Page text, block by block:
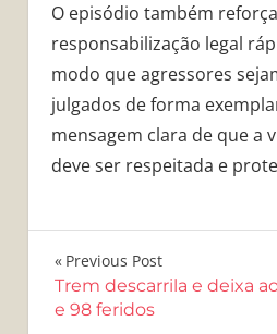
O episódio também
responsabilização legal
modo que agressores
julgados de forma
mensagem clara de que a
deve ser respeitada e
Navegação
de
Previous Post
Trem descarrila e deixa
e 98 feridos